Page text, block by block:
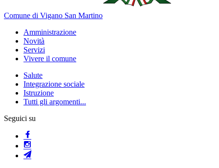
Comune di Vigano San Martino
Amministrazione
Novità
Servizi
Vivere il comune
Salute
Integrazione sociale
Istruzione
Tutti gli argomenti...
Seguici su